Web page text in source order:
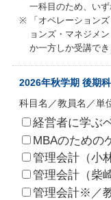
一科目のため、い
「オペレーション
ョンズ・マネジメ
か一方しか受講でき
2026年秋学期 後期
科目名／教員名／単
経営者に学ぶ
MBAのための
管理会計（小
管理会計（柴
管理会計※／